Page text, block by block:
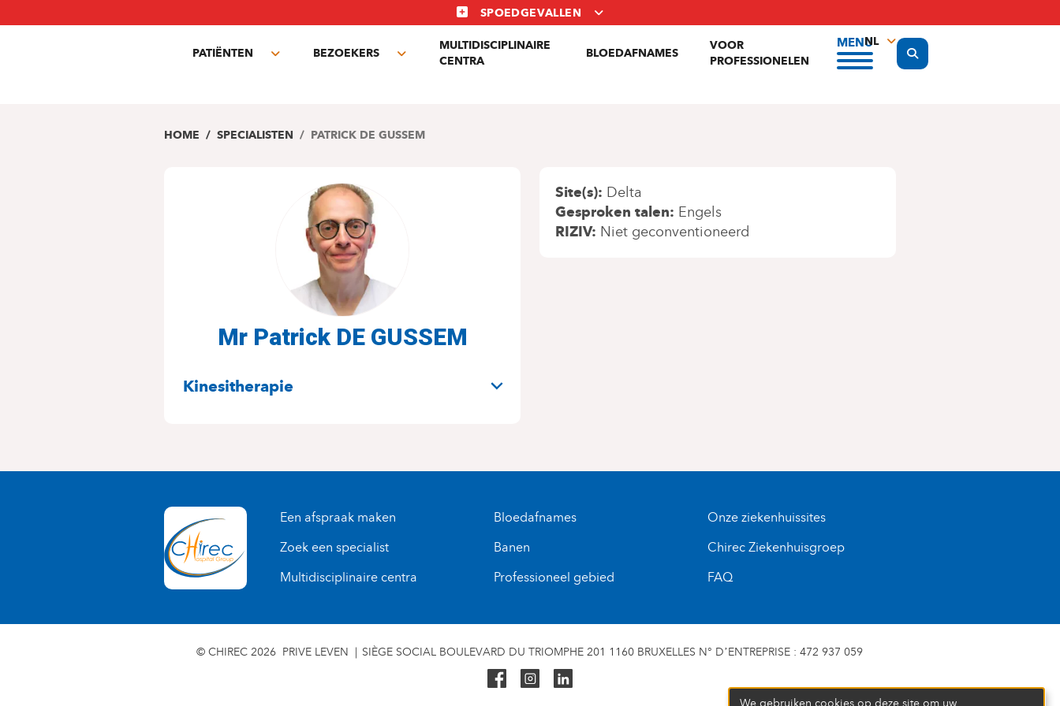
en
SPOEDGEVALLEN
PATIËNTEN
Toggle
BEZOEKERS
Toggle
MULTIDISCIPLINAIRE
CENTRA
BLOEDAFNAMES
VOOR
PROFESSIONELEN
MENU
Display the search form
NL
FR
HOME SPECIALISTEN PATRICK DE GUSSEM
Mr Patrick DE GUSSEM
SPECIALITEITEN
Kinesitherapie
Site(s) Delta
Gesproken talen Engels
RIZIV Niet geconventioneerd
Een afspraak maken
Zoek een specialist
Multidisciplinaire centra
Bloedafnames
Banen
Professioneel gebied
Onze ziekenhuissites
Chirec Ziekenhuisgroep
FAQ
© CHIREC 2026 PRIVE LEVEN SIÈGE SOCIAL BOULEVARD DU TRIOMPHE 201 1160 BRUXELLES N° D’ENTREPRISE : 472 937 059
We gebruiken cookies op deze site om uw